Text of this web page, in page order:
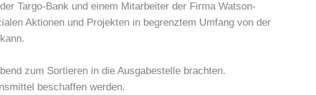
Targo-Bank und einem Mitarbeiter der Firma Watson-
Aktionen und Projekten in begrenztem Umfang von der
zum Sortieren in die Ausgabestelle brachten.
beschaffen werden.